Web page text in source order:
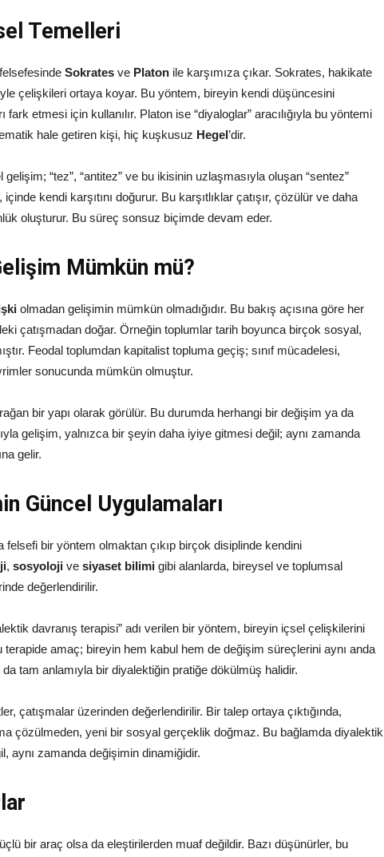
Temelleri
Sokrates ve Platon ile karşımıza çıkar. Sokrates, hakikate
çelişkileri ortaya koyar. Bu yöntem, bireyin kendi düşüncesini
fark etmesi için kullanılır. Platon ise “diyaloglar” aracılığıyla bu yöntemi
hale getiren kişi, hiç kuşkusuz Hegel’dir.
“tez”, “antitez” ve bu ikisinin uzlaşmasıyla oluşan “sentez”
kendi karşıtını doğurur. Bu karşıtlıklar çatışır, çözülür ve daha
oluşturur. Bu süreç sonsuz biçimde devam eder.
Mümkün mü?
olmadan gelişimin mümkün olmadığıdır. Bu bakış açısına göre her
çatışmadan doğar. Örneğin toplumlar tarih boyunca birçok sosyal,
Feodal toplumdan kapitalist topluma geçiş; sınıf mücadelesi,
sonucunda mümkün olmuştur.
bir yapı olarak görülür. Bu durumda herhangi bir değişim ya da
gelişim, yalnızca bir şeyin daha iyiye gitmesi değil; aynı zamanda
gelir.
Güncel Uygulamaları
felsefi bir yöntem olmaktan çıkıp birçok disiplinde kendini
, sosyoloji ve siyaset bilimi gibi alanlarda, bireysel ve toplumsal
değerlendirilir.
davranış terapisi” adı verilen bir yöntem, bireyin içsel çelişkilerini
amaç; bireyin hem kabul hem de değişim süreçlerini aynı anda
tam anlamıyla bir diyalektiğin pratiğe dökülmüş halidir.
çatışmalar üzerinden değerlendirilir. Bir talep ortaya çıktığında,
çözülmeden, yeni bir sosyal gerçeklik doğmaz. Bu bağlamda diyalektik
aynı zamanda değişimin dinamiğidir.
bir araç olsa da eleştirilerden muaf değildir. Bazı düşünürler, bu